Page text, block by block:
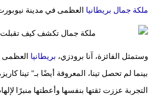
ملكة جمال بريطانيا العظمى في مدينة
وستمثل الفائزة، آنا برودزي، بريطانيا العظمى
بينما لم تحصل تينا، المعروفة أيضًا بـ" تينا
التجربة عززت ثقتها بنفسها وأعطتها منبرًا